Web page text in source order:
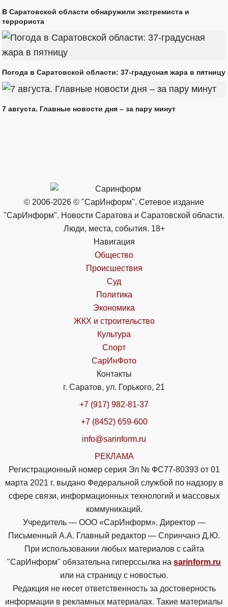
В Саратовской области обнаружили экстремиста и
террориста
Погода в Саратовской области: 37-градусная жара в пятницу
7 августа. Главные новости дня – за пару минут
© 2006-2026 © "СарИнформ". Сетевое издание
"СарИнформ". Новости Саратова и Саратовской области.
Люди, места, события. 18+
Навигация
Общество
Происшествия
Суд
Политика
Экономика
ЖКХ и строительство
Культура
Спорт
СарИнФото
Контакты
г. Саратов, ул. Горького, 21
+7 (917) 982-81-37
+7 (8452) 659-600
info@sarinform.ru
РЕКЛАМА
Регистрационный номер серия Эл № ФС77-80393 от 01
марта 2021 г. выдано Федеральной службой по надзору в
сфере связи, информационных технологий и массовых
коммуникаций.
Учредитель — ООО «СарИнформ». Директор —
Письменный А.А. Главный редактор — Спринчанэ Д.Ю.
При использовании любых материалов с сайта
"СарИнформ" обязательна гиперссылка на sarinform.ru
или на страницу с новостью.
Редакция не несет ответственность за достоверность
информации в рекламных материалах. Такие материалы